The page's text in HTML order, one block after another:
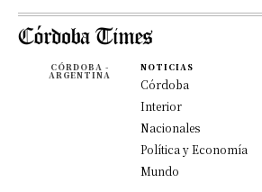
CÓRDOBA -
ARGENTINA
NOTICIAS
Córdoba
Interior
Nacionales
Política y Economía
Mundo